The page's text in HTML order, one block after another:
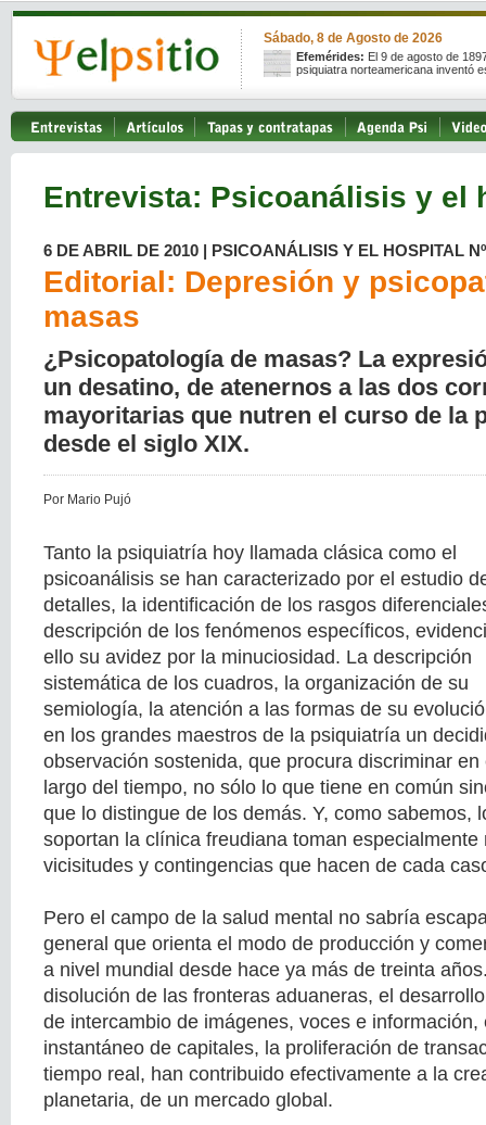
Sábado, 8 de Agosto de 2026
Efemérides: El 9 de agosto de
psiquiatra norteamericana inventó
Entrevista: Psicoanálisis y el
6 DE ABRIL DE 2010 | PSICOANÁLISIS Y EL HOSPITAL
Editorial: Depresión y
masas
¿Psicopatología de masas? La
un desatino, de atenernos a las dos
mayoritarias que nutren el curso de la
desde el siglo XIX.
Por Mario Pujó
Tanto la psiquiatría hoy llamada clásica como el
psicoanálisis se han caracterizado por el estudio
detalles, la identificación de los rasgos
descripción de los fenómenos específicos,
ello su avidez por la minuciosidad. La descripción
sistemática de los cuadros, la organización de su
semiología, la atención a las formas de su
en los grandes maestros de la psiquiatría un
observación sostenida, que procura discriminar
largo del tiempo, no sólo lo que tiene en común
que lo distingue de los demás. Y, como sabemos,
soportan la clínica freudiana toman especialmente
vicisitudes y contingencias que hacen de cada
Pero el campo de la salud mental no sabría
general que orienta el modo de producción y
a nivel mundial desde hace ya más de treinta
disolución de las fronteras aduaneras, el
de intercambio de imágenes, voces e
instantáneo de capitales, la proliferación de
tiempo real, han contribuido efectivamente a la
planetaria, de un mercado global.